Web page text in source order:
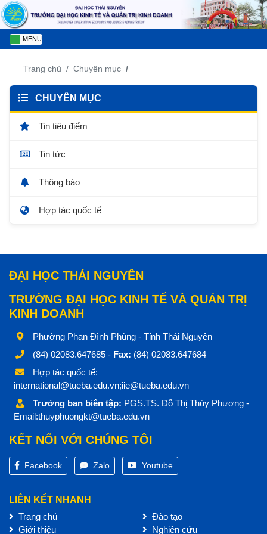
MENU
Trang chủ Chuyên mục
CHUYÊN MỤC
Tin tiêu điểm
Tin tức
Thông báo
Hợp tác quốc tế
ĐẠI HỌC THÁI NGUYÊN
TRƯỜNG ĐẠI HỌC KINH TẾ VÀ QUẢN TRỊ
KINH DOANH
Phường Phan Đình Phùng - Tỉnh Thái Nguyên
(84) 02083.647685 - Fax: (84) 02083.647684
Hợp tác quốc tế:
international@tueba.edu.vn;iie@tueba.edu.vn
Trưởng ban biên tập: PGS.TS. Đỗ Thị Thúy Phương -
Email:thuyphuongkt@tueba.edu.vn
KẾT NỐI VỚI CHÚNG TÔI
Facebook Zalo Youtube
LIÊN KẾT NHANH
Trang chủ
Giới thiệu
Đào tạo
Nghiên cứu